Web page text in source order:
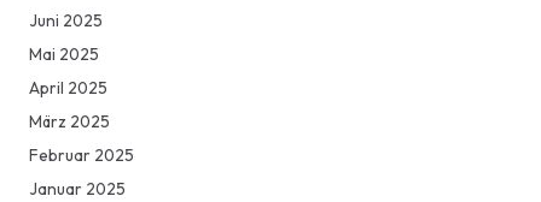
Juni 2025
Mai 2025
April 2025
März 2025
Februar 2025
Januar 2025